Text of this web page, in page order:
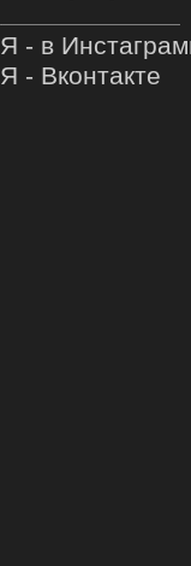
Я - в
Я - Вконтакте